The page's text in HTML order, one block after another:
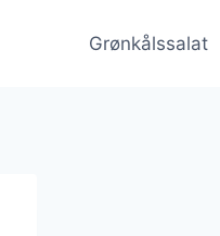
Grønkålssalat